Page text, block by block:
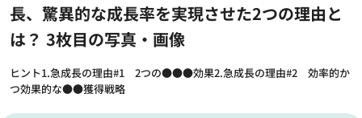
長、驚異的な成長率を実現させた2つの理由と
は？ 3枚目の写真・画像
ヒント1.急成長の理由#1 2つの●●●効果2.急成長の理由#2 効率的か
つ効果的な●●獲得戦略